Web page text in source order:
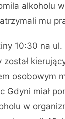
alkoholu
mu
10:30 na
został
osobowym
Gdyni miał
w